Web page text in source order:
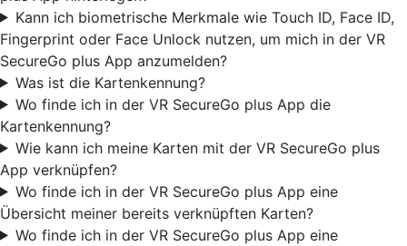
Kann ich biometrische Merkmale wie Touch ID, Face ID,
Fingerprint oder Face Unlock nutzen, um mich in der VR
SecureGo plus App anzumelden?
Was ist die Kartenkennung?
Wo finde ich in der VR SecureGo plus App die
Kartenkennung?
Wie kann ich meine Karten mit der VR SecureGo plus
App verknüpfen?
Wo finde ich in der VR SecureGo plus App eine
Übersicht meiner bereits verknüpften Karten?
Wo finde ich in der VR SecureGo plus App eine